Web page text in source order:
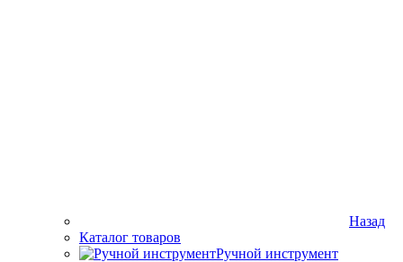
Назад
Каталог товаров
Ручной инструмент